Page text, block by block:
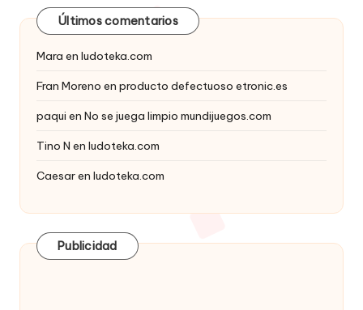
Últimos comentarios
Mara en ludoteka.com
Fran Moreno en producto defectuoso etronic.es
paqui en No se juega limpio mundijuegos.com
Tino N en ludoteka.com
Caesaren ludoteka.com
Publicidad